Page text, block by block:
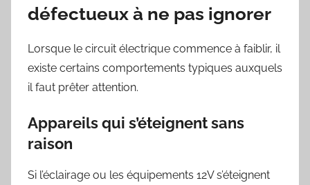
défectueux à ne pas ignorer
Lorsque le circuit électrique commence à faiblir, il
existe certains comportements typiques auxquels
il faut prêter attention.
Appareils qui s’éteignent sans
raison
Si l’éclairage ou les équipements 12V s’éteignent